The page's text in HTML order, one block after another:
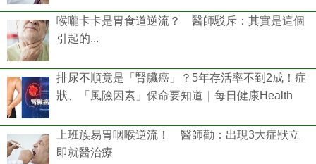
喉嚨卡卡是胃食道逆流？ 醫師駁斥：其實是這個
引起的...
排尿不順竟是「腎臟癌」？5年存活率不到2成！症
狀、「風險因素」保命要知道｜每日健康Health
上班族易胃咽喉逆流！ 醫師勸：出現3大症狀立
即就醫治療